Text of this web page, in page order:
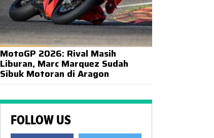
MotoGP 2026: Rival Masih
Liburan, Marc Marquez Sudah
Sibuk Motoran di Aragon
FOLLOW US